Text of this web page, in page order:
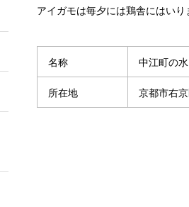
アイガモは毎夕には鶏舎にはい
名称 中江町の
所在地 京都市右